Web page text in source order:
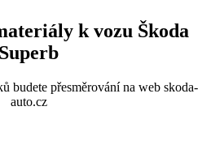
k vozu Škoda
Superb
budete přesměrování na web skoda-
auto.cz